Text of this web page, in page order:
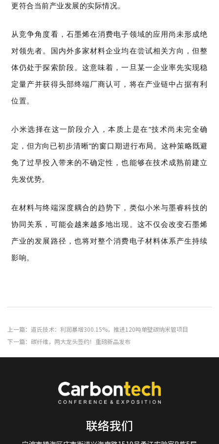
更符合当前产业发展的实际情况。
从竞争角度看，石墨烯在消费电子领域的应用尚未形成绝
对领先者。国内外多家材料企业均在尝试相关方向，但整
体仍处于探索阶段。这意味着，一旦某一企业率先实现稳
定量产并获得头部终端厂商认可，将在产业链中占据有利
位置。
小米选择在这一阶段介入，本质上是在“技术尚未完全确
定，但方向已初步清晰”的窗口期进行布局。这种策略既避
免了过早投入带来的不确定性，也能够在技术成熟前建立
先发优势。
在材料与终端深度耦合的趋势下，类似小米与墨睿科技的
协同关系，可能会越来越多地出现。这不仅会改变石墨烯
产业的发展路径，也将对整个消费电子材料体系产生持续
影响。
上一篇：道氏技术：利润暴增300.15%，推进120吨单壁碳纳米管项目
下一篇：碳纤维，两大龙头签约！重磅新品发布
联络我们